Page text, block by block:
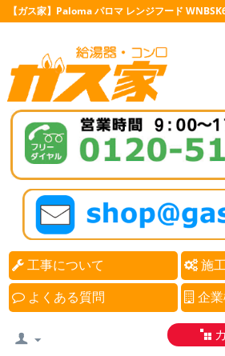
【ガス家】Paloma パロマ レンジフード
工事について 施
よくある質問 企